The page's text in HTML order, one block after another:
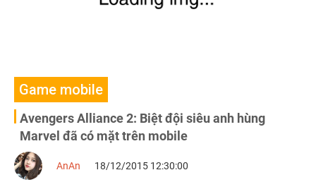
Game mobile
Avengers Alliance 2: Biệt đội siêu anh hùng
Marvel đã có mặt trên mobile
AnAn 18/12/2015 12:30:00